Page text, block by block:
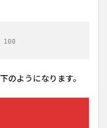
100
のようになります。